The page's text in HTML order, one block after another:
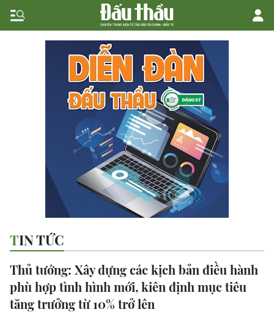
TIN TỨC
Thủ tướng: Xây dựng các kịch bản điều hành
phù hợp tình hình mới, kiên định mục tiêu
tăng trưởng từ 10% trở lên